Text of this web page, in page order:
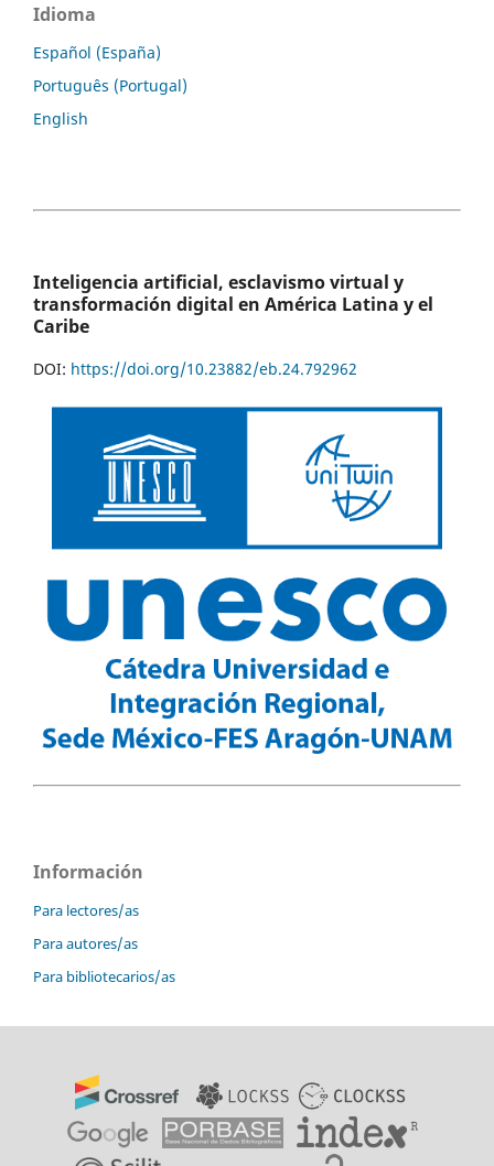
Idioma
Español (España)
Português (Portugal)
English
Inteligencia artificial, esclavismo virtual y
transformación digital en América Latina y el
Caribe
DOI: https://doi.org/10.23882/eb.24.792962
Información
Para lectores/as
Para autores/as
Para bibliotecarios/as